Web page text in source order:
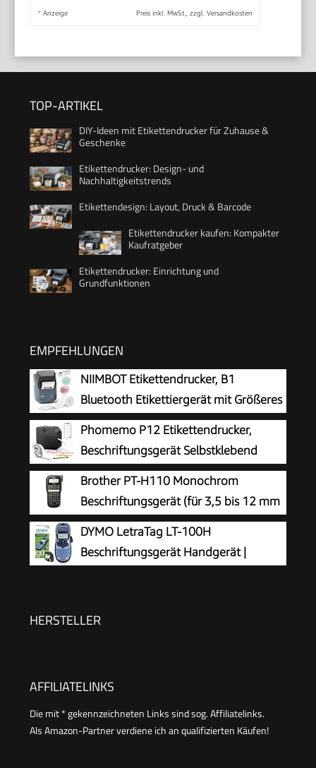
* Anzeige Preis inkl. MwSt., zzgl. Versandkosten
TOP-ARTIKEL
DIY-Ideen mit Etikettendrucker für Zuhause &
Geschenke
Etikettendrucker: Design- und
Nachhaltigkeitstrends
Etikettendesign: Layout, Druck & Barcode
Etikettendrucker kaufen: Kompakter
Kaufratgeber
Etikettendrucker: Einrichtung und
Grundfunktionen
EMPFEHLUNGEN
NIIMBOT Etikettendrucker, B1
Bluetooth Etikettiergerät mit Größeres
Etikett, Selbstklebendes Aufkleber
Druckgröße 20-50 mm Kompatibel mit iOS und
Android für Heim, Büro, Blau
Phomemo P12 Etikettendrucker,
Beschriftungsgerät Selbstklebend
Wasserfest
Brother PT-H110 Monochrom
Beschriftungsgerät (für 3,5 bis 12 mm
breite TZe-Schriftbänder, bis zu 20
mm/Sek. Druckgeschwindigkeit)
DYMO LetraTag LT-100H
Beschriftungsgerät Handgerät |
HERSTELLER
AFFILIATELINKS
Die mit * gekennzeichneten Links sind sog. Affiliatelinks.
Als Amazon-Partner verdiene ich an qualifizierten Käufen!